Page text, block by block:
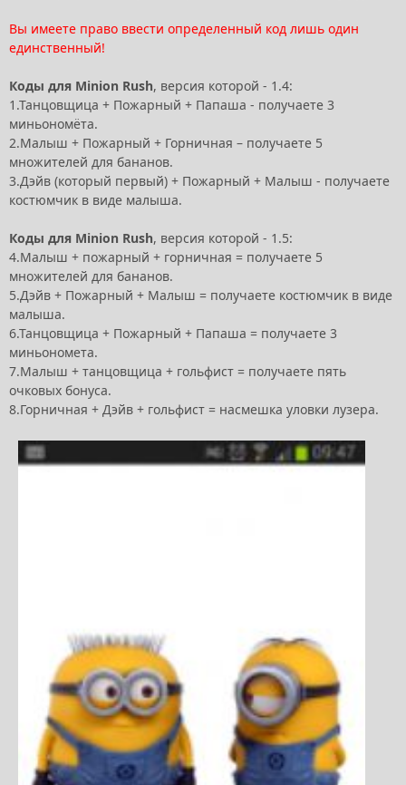
Вы имеете право ввести определенный код лишь один
единственный!
Коды для Minion Rush, версия которой - 1.4:
1.Танцовщица + Пожарный + Папаша - получаете 3
миньономёта.
2.Малыш + Пожарный + Горничная – получаете 5
множителей для бананов.
3.Дэйв (который первый) + Пожарный + Малыш - получаете
костюмчик в виде малыша.
Коды для Minion Rush, версия которой - 1.5:
4.Малыш + пожарный + горничная = получаете 5
множителей для бананов.
5.Дэйв + Пожарный + Малыш = получаете костюмчик в виде
малыша.
6.Танцовщица + Пожарный + Папаша = получаете 3
миньономета.
7.Малыш + танцовщица + гольфист = получаете пять
очковых бонуса.
8.Горничная + Дэйв + гольфист = насмешка уловки лузера.